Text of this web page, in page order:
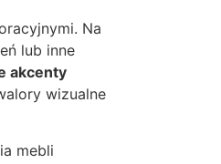
Na
lub inne
akcenty
wizualne
mebli